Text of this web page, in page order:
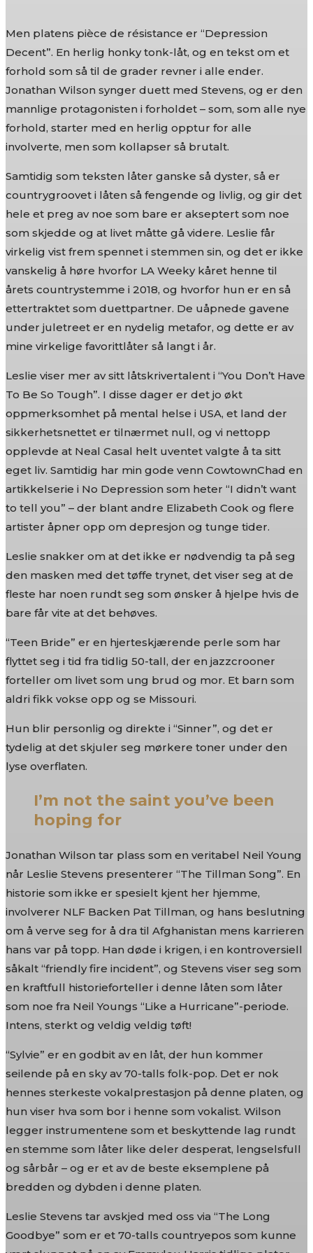
Men platens pièce de résistance er “Depression
Decent”. En herlig honky tonk-låt, og en tekst om et
forhold som så til de grader revner i alle ender.
Jonathan Wilson synger duett med Stevens, og er den
mannlige protagonisten i forholdet – som, som alle nye
forhold, starter med en herlig opptur for alle
involverte, men som kollapser så brutalt.
Samtidig som teksten låter ganske så dyster, så er
countrygroovet i låten så fengende og livlig, og gir det
hele et preg av noe som bare er akseptert som noe
som skjedde og at livet måtte gå videre. Leslie får
virkelig vist frem spennet i stemmen sin, og det er ikke
vanskelig å høre hvorfor LA Weeky kåret henne til
årets countrystemme i 2018, og hvorfor hun er en så
ettertraktet som duettpartner. De uåpnede gavene
under juletreet er en nydelig metafor, og dette er av
mine virkelige favorittlåter så langt i år.
Leslie viser mer av sitt låtskrivertalent i “You Don’t Have
To Be So Tough”. I disse dager er det jo økt
oppmerksomhet på mental helse i USA, et land der
sikkerhetsnettet er tilnærmet null, og vi nettopp
opplevde at Neal Casal helt uventet valgte å ta sitt
eget liv. Samtidig har min gode venn CowtownChad en
artikkelserie i No Depression som heter “I didn’t want
to tell you” – der blant andre Elizabeth Cook og flere
artister åpner opp om depresjon og tunge tider.
Leslie snakker om at det ikke er nødvendig ta på seg
den masken med det tøffe trynet, det viser seg at de
fleste har noen rundt seg som ønsker å hjelpe hvis de
bare får vite at det behøves.
“Teen Bride” er en hjerteskjærende perle som har
flyttet seg i tid fra tidlig 50-tall, der en jazzcrooner
forteller om livet som ung brud og mor. Et barn som
aldri fikk vokse opp og se Missouri.
Hun blir personlig og direkte i “Sinner”, og det er
tydelig at det skjuler seg mørkere toner under den
lyse overflaten.
I’m not the saint you’ve been
hoping for
Jonathan Wilson tar plass som en veritabel Neil Young
når Leslie Stevens presenterer “The Tillman Song”. En
historie som ikke er spesielt kjent her hjemme,
involverer NLF Backen Pat Tillman, og hans beslutning
om å verve seg for å dra til Afghanistan mens karrieren
hans var på topp. Han døde i krigen, i en kontroversiell
såkalt “friendly fire incident”, og Stevens viser seg som
en kraftfull historieforteller i denne låten som låter
som noe fra Neil Youngs “Like a Hurricane”-periode.
Intens, sterkt og veldig veldig tøft!
“Sylvie” er en godbit av en låt, der hun kommer
seilende på en sky av 70-talls folk-pop. Det er nok
hennes sterkeste vokalprestasjon på denne platen, og
hun viser hva som bor i henne som vokalist. Wilson
legger instrumentene som et beskyttende lag rundt
en stemme som låter like deler desperat, lengselsfull
og sårbår – og er et av de beste eksemplene på
bredden og dybden i denne platen.
Leslie Stevens tar avskjed med oss via “The Long
Goodbye” som er et 70-talls countryepos som kunne